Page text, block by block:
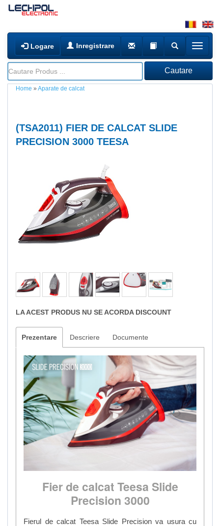
Logare Inregistrare
Home » Aparate de calcat
(TSA2011) FIER DE CALCAT SLIDE
PRECISION 3000 TEESA
LA ACEST PRODUS NU SE ACORDA DISCOUNT
Prezentare Descriere Documente
Fier de calcat Teesa Slide
Precision 3000
Fierul de calcat Teesa Slide Precision va usura cu